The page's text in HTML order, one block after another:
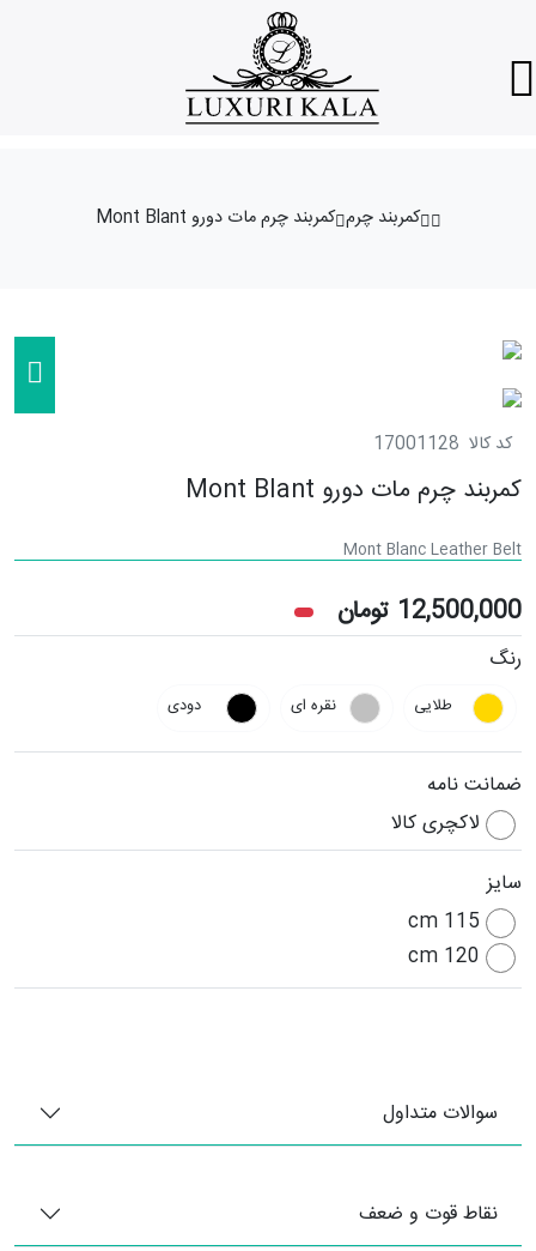
کمربند چرم کمربند چرم مات دورو Mont Blant
کد کالا 17001128
کمربند چرم مات دورو Mont Blant
Mont Blanc Leather Belt
12,500,000 تومان
رنگ
طلایی نقره ای دودی
ضمانت نامه
لاکچری کالا
سایز
115 cm
120 cm
سوالات متداول
نقاط قوت و ضعف